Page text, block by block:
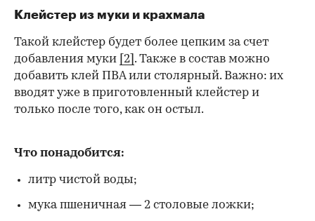
Клейстер из муки и крахмала
Такой клейстер будет более цепким за счет
добавления муки [2] . Также в состав можно
добавить клей ПВА или столярный. Важно: их
вводят уже в приготовленный клейстер и
только после того, как он остыл.
Что понадобится:
литр чистой воды;
мука пшеничная — 2 столовые ложки;